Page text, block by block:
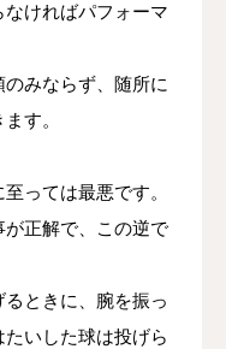
ければパフォーマ
みならず、随所に
す。
っては最悪です。
正解で、この逆で
ときに、腕を振っ
いした球は投げら